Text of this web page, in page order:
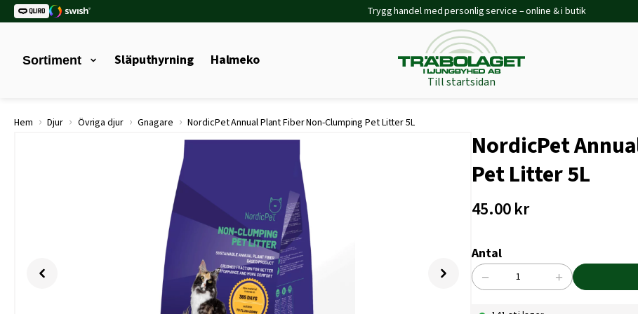
Trygg handel med personlig service – online & i butik
Sortiment Släputhyrning Halmeko
Till startsidan
Hem › Djur › Övriga djur › Gnagare › NordicPet Annual Plant Fiber Non-Clumping Pet Litter 5L
NordicPet
Pet Litter 5L
45.00kr
Antal
NordicPet
− +